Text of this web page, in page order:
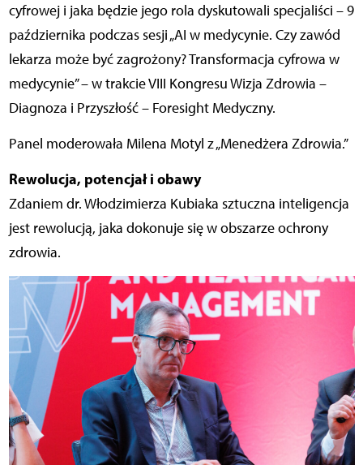
cyfrowej i jaka będzie jego rola dyskutowali specjaliści – 9
października podczas sesji „AI w medycynie. Czy zawód
lekarza może być zagrożony? Transformacja cyfrowa w
medycynie” – w trakcie VIII Kongresu Wizja Zdrowia –
Diagnoza i Przyszłość – Foresight Medyczny.
Panel moderowała Milena Motyl z „Menedżera Zdrowia.”
Rewolucja, potencjał i obawy
Zdaniem dr. Włodzimierza Kubiaka sztuczna inteligencja
jest rewolucją, jaka dokonuje się w obszarze ochrony
zdrowia.